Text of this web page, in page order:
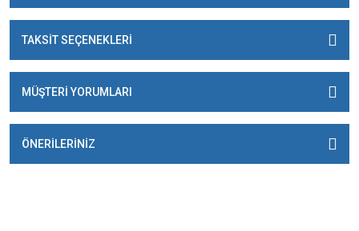
TAKSİT SEÇENEKLERİ
MÜŞTERİ YORUMLARI
ÖNERİLERİNİZ